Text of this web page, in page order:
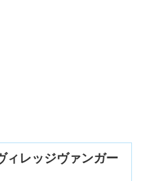
ィレッジヴァンガー